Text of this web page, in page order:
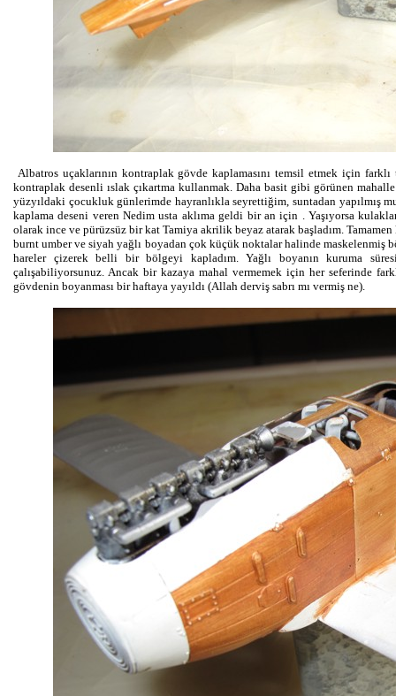
Albatros uçaklarının kontraplak gövde kaplamasını temsil etmek için
kontraplak desenli ıslak çıkartma kullanmak. Daha basit gibi görünen
yüzyıldaki çocukluk günlerimde hayranlıkla seyrettiğim, suntadan yapılmış
kaplama deseni veren Nedim usta aklıma geldi bir an için . Yaşıyorsa
olarak ince ve pürüzsüz bir kat Tamiya akrilik beyaz atarak başladım.
burnt umber ve siyah yağlı boyadan çok küçük noktalar halinde maskelenmiş
hareler çizerek belli bir bölgeyi kapladım. Yağlı boyanın kuruma
çalışabiliyorsunuz. Ancak bir kazaya mahal vermemek için her seferinde
gövdenin boyanması bir haftaya yayıldı (Allah derviş sabrı mı vermiş ne).